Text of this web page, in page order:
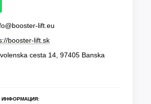
lift.eu
booster-lift.sk
cesta 14, 97405 Banska
ИНФОРМАЦИЯ: